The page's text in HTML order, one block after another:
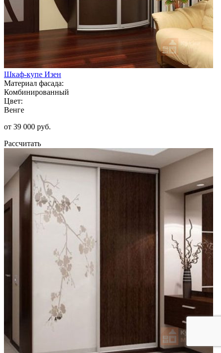
Шкаф-купе Изен
Материал фасада:
Комбинированный
Цвет:
Венге
от 39 000 руб.
Рассчитать